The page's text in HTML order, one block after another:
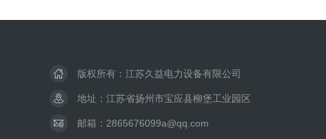
版权所有：江苏久益电力设备有限公司
地址：江苏省扬州市宝应县柳堡工业园区
邮箱：2865676099a@qq.com